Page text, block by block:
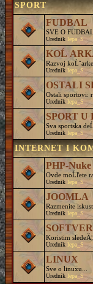
SPORT
FUDBAL
SVE O
Urednik lepa_S
KOĹ
Razvoj
Urednik lepa_S
OSTALI
Ostali sportovi:
Urednik lepa_S
SPORT
Sva sportska
Urednik lepa_S
INTERNET I
PHP-Nuke
Ovde moĹľete
Urednik lepa_S
JOOMLA
Razmenite
Urednik lepa_S
SOFTVER
Koristim
Urednik lepa_S
LINUX
Sve o linuxu...
Urednik lepa_S